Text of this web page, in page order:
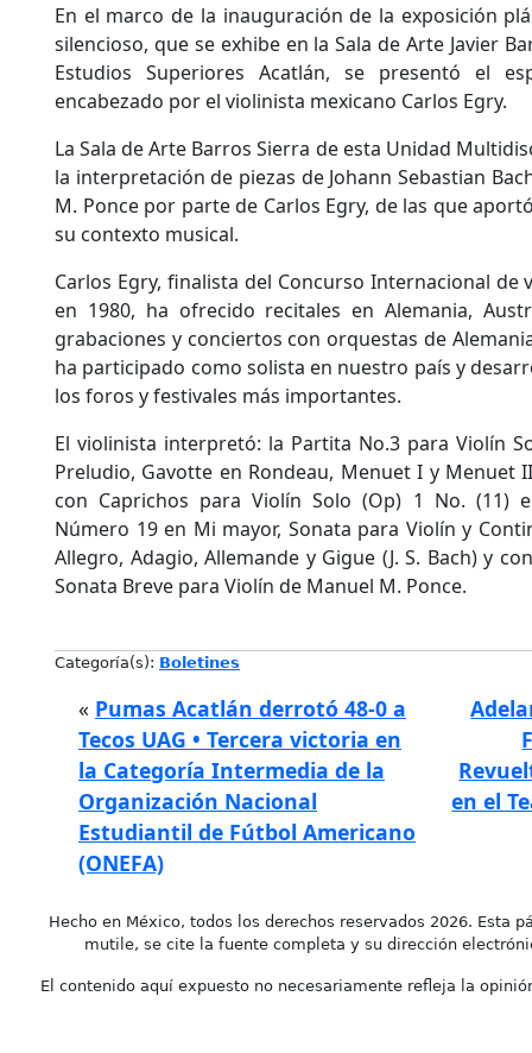
En el marco de la inauguración de la exposición
silencioso, que se exhibe en la Sala de Arte Javier
Estudios Superiores Acatlán, se presentó el
encabezado por el violinista mexicano Carlos Egry.
La Sala de Arte Barros Sierra de esta Unidad
la interpretación de piezas de Johann Sebastian
M. Ponce por parte de Carlos Egry, de las que
su contexto musical.
Carlos Egry, finalista del Concurso Internacional de
en 1980, ha ofrecido recitales en Alemania,
grabaciones y conciertos con orquestas de
ha participado como solista en nuestro país y
los foros y festivales más importantes.
El violinista interpretó: la Partita No.3 para Violín
Preludio, Gavotte en Rondeau, Menuet I y Menuet
con Caprichos para Violín Solo (Op) 1 No. (11)
Número 19 en Mi mayor, Sonata para Violín y
Allegro, Adagio, Allemande y Gigue (J. S. Bach) y
Sonata Breve para Violín de Manuel M. Ponce.
Categoría(s): Boletines
« Pumas Acatlán derrotó 48-0 a
Tecos UAG • Tercera victoria en
la Categoría Intermedia de la
Organización Nacional
Estudiantil de Fútbol Americano
(ONEFA)
en el
Hecho en México, todos los derechos reservados 2026. Esta
mutile, se cite la fuente completa y su dirección
El contenido aquí expuesto no necesariamente refleja la